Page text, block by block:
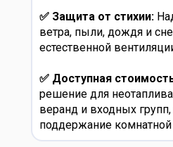
✅ Защита от стихии:
ветра, пыли, дождя и
естественной
✅ Доступная
решение для
веранд и входных групп,
поддержание